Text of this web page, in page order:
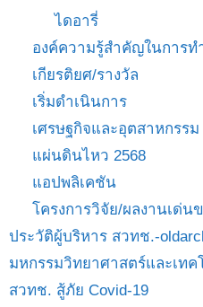
ไดอารี่
องค์ความรู้สำคัญในการท
เกียรติยศ/รางวัล
เริ่มดำเนินการ
เศรษฐกิจและอุตสาหกรรม
แผ่นดินไหว 2568
แอปพลิเคชัน
โครงการวิจัย/ผลงานเด่น
ประวัติผู้บริหาร สวทช.-
มหกรรมวิทยาศาสตร์และเท
สวทช. สู้ภัย Covid-19